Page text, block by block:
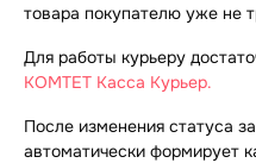
товара покупателю уже не
Для работы курьеру
КОМТЕТ Касса Курьер.
После изменения статуса
автоматически формирует